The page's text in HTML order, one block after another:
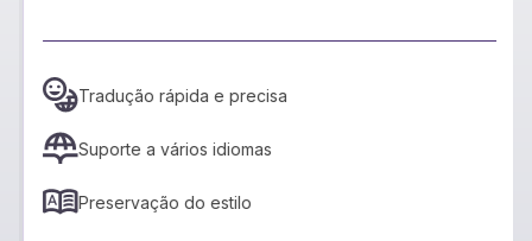
Tradução rápida e precisa
Suporte a vários idiomas
Preservação do estilo